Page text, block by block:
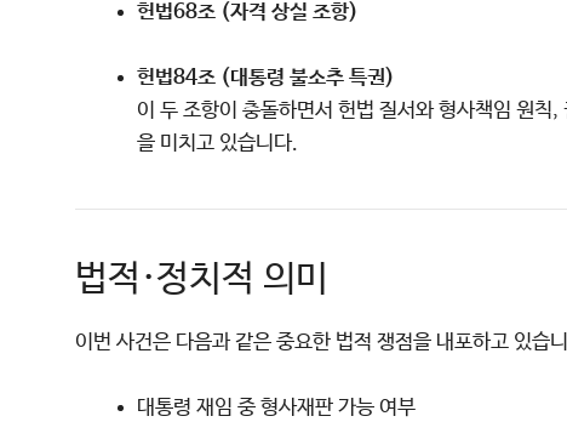
헌법68조 (자격 상실 조항)
헌법84조 (대통령 불소추 특권)
이 두 조항이 충돌하면서 헌법 질서와 형사책임 원
을 미치고 있습니다.
법적·정치적 의미
이번 사건은 다음과 같은 중요한 법적 쟁점을 내포하고 있습
대통령 재임 중 형사재판 가능 여부